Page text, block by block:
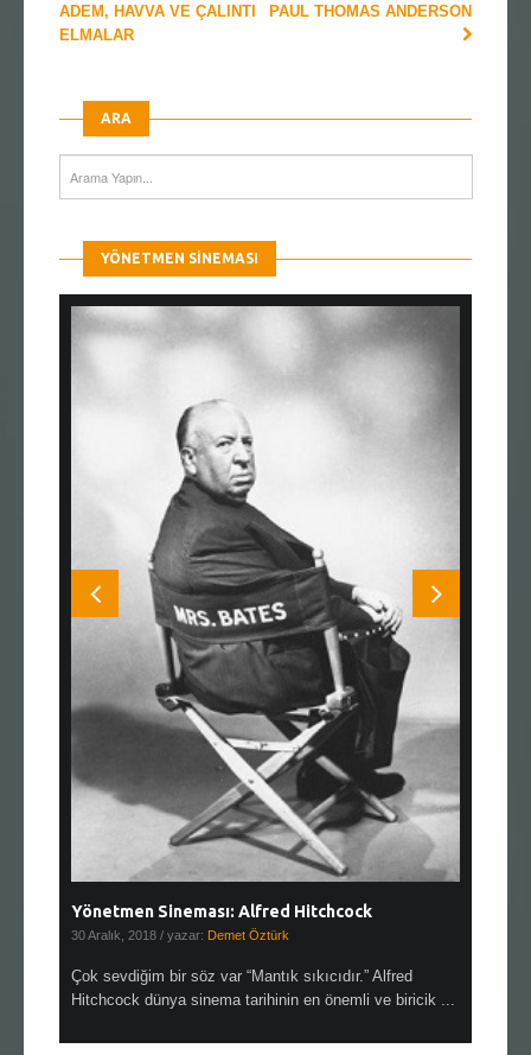
ADEM, HAVVA VE ÇALINTI
ELMALAR
PAUL THOMAS ANDERSON
ARA
YÖNETMEN SINEMASI
Yönetmen Sineması: Alfred Hitchcock
30 Aralık, 2018 / yazar: Demet Öztürk
Çok sevdiğim bir söz var “Mantık sıkıcıdır.” Alfred
Hitchcock dünya sinema tarihinin en önemli ve biricik ...